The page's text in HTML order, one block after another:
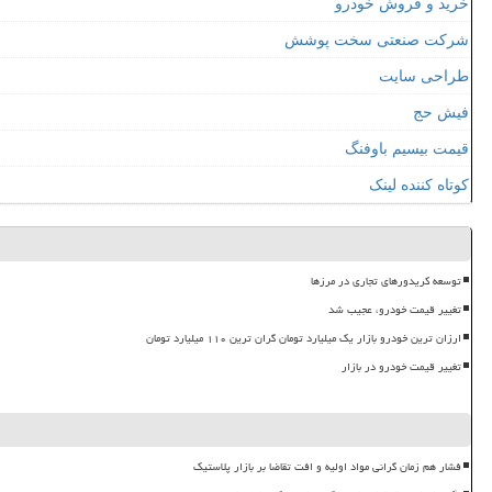
خرید و فروش خودرو
شرکت صنعتی سخت پوشش
طراحی سایت
فیش حج
قیمت بیسیم باوفنگ
کوتاه کننده لینک
توسعه کریدورهای تجاری در مرزها
تغییر قیمت خودرو، عجیب شد
ارزان ترین خودرو بازار یک میلیارد تومان گران ترین ۱۱۰ میلیارد تومان
تغییر قیمت خودرو در بازار
فشار هم زمان گرانی مواد اولیه و افت تقاضا بر بازار پلاستیک